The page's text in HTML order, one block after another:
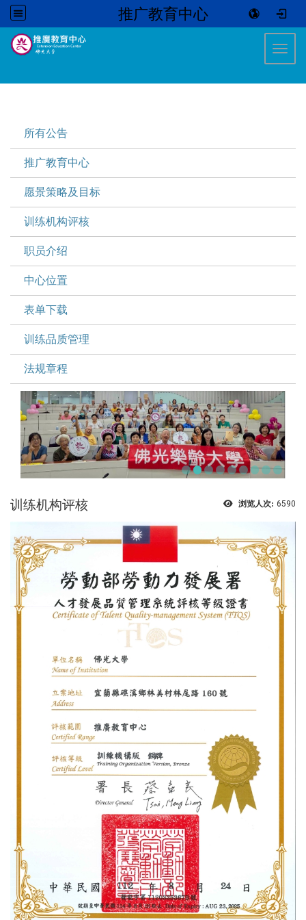
推广教育中心
所有公告
推广教育中心
愿景策略及目标
训练机构评核
职员介绍
中心位置
表单下载
训练品质管理
法规章程
浏览人次: 6590
训练机构评核